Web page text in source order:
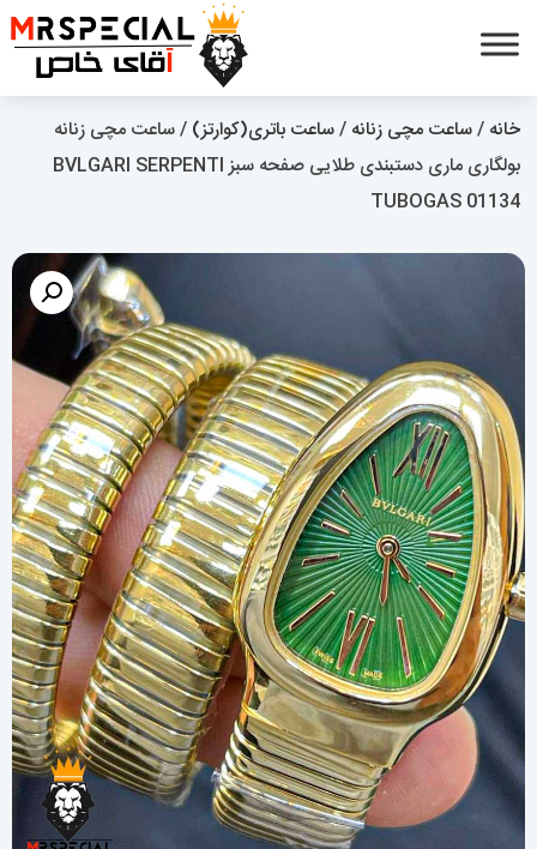
خانه /ساعت مچی زنانه /ساعت باتری(کوارتز) / ساعت مچی زنانه
بولگاری ماری دستبندی طلایی صفحه سبز BVLGARI SERPENTI
TUBOGAS 01134